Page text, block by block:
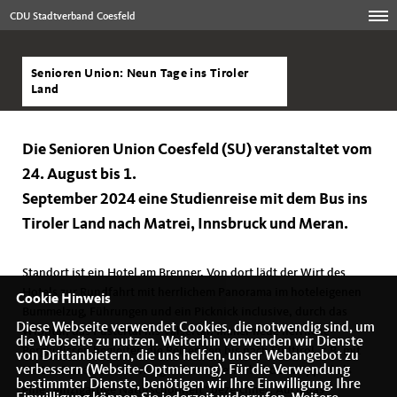
CDU Stadtverband Coesfeld
Senioren Union: Neun Tage ins Tiroler
Land
Die Senioren Union Coesfeld (SU) veranstaltet vom
24. August bis 1.
September 2024 eine Studienreise mit dem Bus ins
Tiroler Land nach Matrei, Innsbruck und Meran.
Standort ist ein Hotel am Brenner. Von dort lädt der Wirt des
Hotels zur Rundfahrt mit herrlichem Panorama im hoteleigenen
Wipptal, das Pustertal ins Valsertal. Immer neue herrliche
Bergkulissen begleiten die Reisenden bis nach Südtirol, z.B. mit
Halt in Brixen und Sterzing. Schon Goethe hat das Wipptal als
eine „einzigartige Naturschönheit“ bezeichnet. Auch das
Cookie Hinweis
Diese Webseite verwendet Cookies, die notwendig sind, um
die Webseite zu nutzen. Weiterhin verwenden wir Dienste
von Drittanbietern, die uns helfen, unser Webangebot zu
verbessern (Website-Optmierung). Für die Verwendung
bestimmter Dienste, benötigen wir Ihre Einwilligung. Ihre